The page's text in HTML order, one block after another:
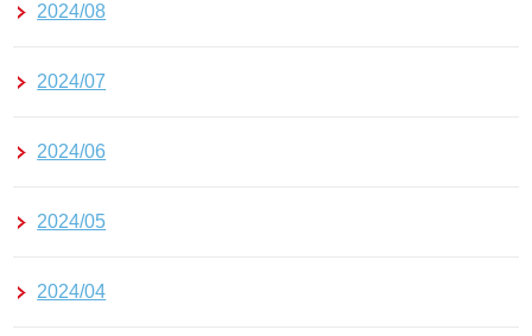
2024/08
2024/07
2024/06
2024/05
2024/04